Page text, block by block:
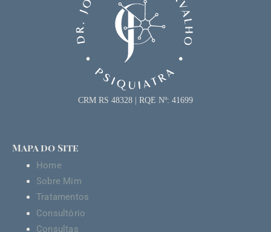
CRM RS 48328 | RQE Nº: 41699
Mapa do Site
Home
Sobre Mim
Tratamentos
Consultório
Consultas